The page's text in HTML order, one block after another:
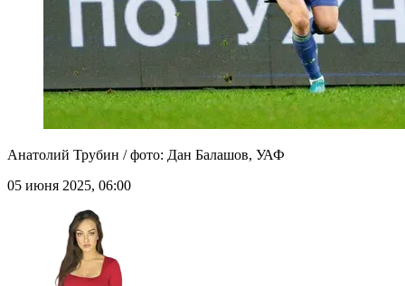
Анатолий Трубин / фото: Дан Балашов, УАФ
05 июня 2025, 06:00